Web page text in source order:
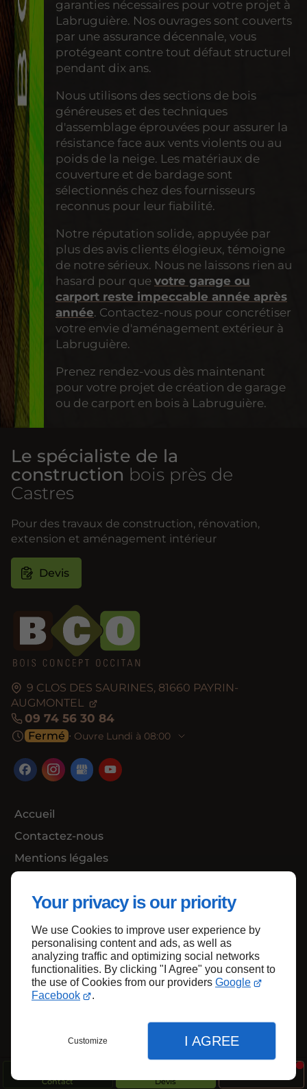
Your privacy is our priority
We use Cookies to improve user experience by
personalising content and ads, as well as
analyzing traffic and optimizing social networks
functionalities. By clicking "I Agree" you consent to
the use of Cookies from our providers Google
Facebook
.
Customize I AGREE
Contact Devis
garanties nécessaires pour votre projet à
Labruguière. Nos ouvrages sont couverts
par une assurance décennale, vous
protégeant contre tout défaut structurel
pendant dix ans.
Nous utilisons des sections de bois
généreuses et des techniques
d'assemblage éprouvées pour assurer la
résistance face aux vents violents ou au
poids de la neige. Les matériaux de
couverture et de bardage sont
sélectionnés chez des fournisseurs
reconnus pour leur fiabilité.
Notre réputation solide, appuyée par
plus des avis clients élogieux, témoigne
de notre sérieux. Nous ne laissons rien au
hasard pour que votre garage ou
carport reste impeccable année après
année. Contactez-nous pour concrétiser
votre envie d'aménagement extérieur à
Labruguière.
Prenez rendez-vous dès maintenant
pour votre projet de création de garage
ou de carport en bois à Labruguière.
9 CLOS DES SAURINES, 81660 PAYRIN-
AUGMONTEL
09 74 56 30 84
Fermé ⋅ Ouvre Lundi à 08:00
Accueil
Contactez-nous
Mentions légales
Le spécialiste de la
construction bois près de
Castres
Pour des travaux de construction, rénovation,
extension et aménagement intérieur
Devis
Haut de page